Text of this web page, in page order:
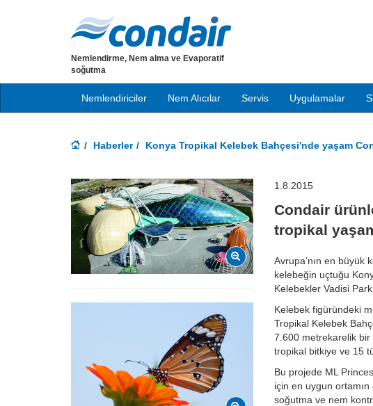
Nemlendirme, Nem alma ve Evaporatif
soğutma
Nemlendiriciler Nem Alıcılar Servis Uygulamalar
Haberler Konya Tropikal Kelebek Bahçesi'nde yaşam
1.8.2015
Condair
tropikal
Avrupa’nın en büyük
kelebeğin uçtuğu
Kelebekler Vadisi
Kelebek figüründeki
Tropikal Kelebek
7.600 metrekarelik bir
tropikal bitkiye ve 15
Bu projede ML
için en uygun
soğutma ve nem